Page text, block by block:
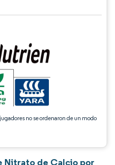
no se ordenaron de un modo
requiere atribución según CC BY 4.0.
Nitrato de Calcio por